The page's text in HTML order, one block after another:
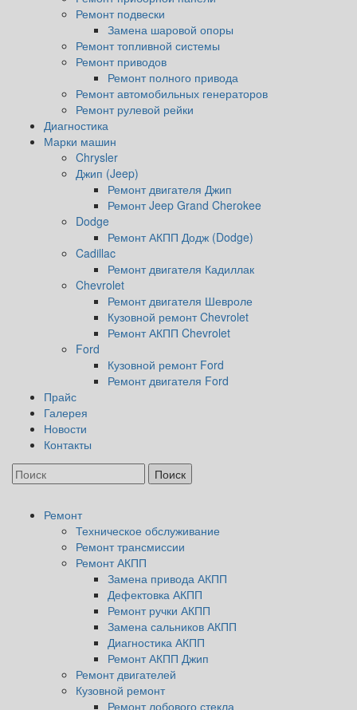
Ремонт подвески
Замена шаровой опоры
Ремонт топливной системы
Ремонт приводов
Ремонт полного привода
Ремонт автомобильных генераторов
Ремонт рулевой рейки
Диагностика
Марки машин
Chrysler
Джип (Jeep)
Ремонт двигателя Джип
Ремонт Jeep Grand Cherokee
Dodge
Ремонт АКПП Додж (Dodge)
Cadillac
Ремонт двигателя Кадиллак
Chevrolet
Ремонт двигателя Шевроле
Кузовной ремонт Chevrolet
Ремонт АКПП Chevrolet
Ford
Кузовной ремонт Ford
Ремонт двигателя Ford
Прайс
Галерея
Новости
Контакты
Ремонт
Техническое обслуживание
Ремонт трансмиссии
Ремонт АКПП
Замена привода АКПП
Дефектовка АКПП
Ремонт ручки АКПП
Замена сальников АКПП
Диагностика АКПП
Ремонт АКПП Джип
Ремонт двигателей
Кузовной ремонт
Ремонт лобового стекла